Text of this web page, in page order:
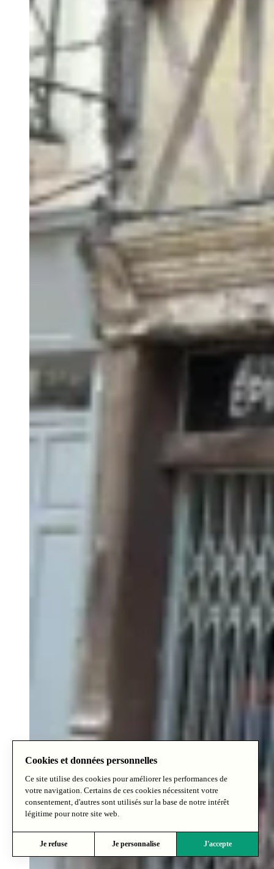
Cookies et données personnelles
Ce site utilise des cookies pour améliorer les performances de
votre navigation. Certains de ces cookies nécessitent votre
consentement, d'autres sont utilisés sur la base de notre intérêt
légitime pour notre site web.
Je refuse Je personnalise J'accepte